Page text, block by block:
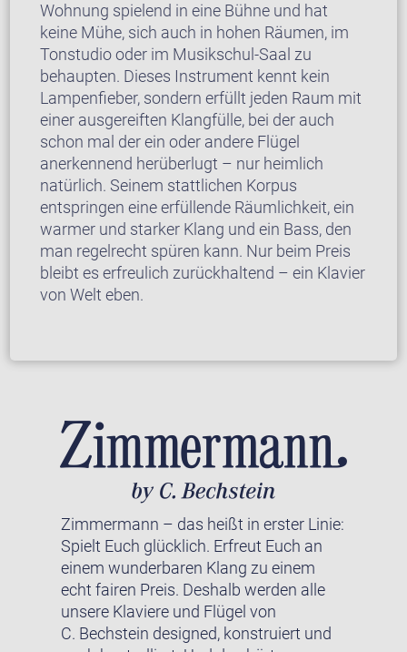
Wohnung spielend in eine Bühne und hat
keine Mühe, sich auch in hohen Räumen, im
Tonstudio oder im Musikschul-Saal zu
behaupten. Dieses Instrument kennt kein
Lampenfieber, sondern erfüllt jeden Raum mit
einer ausgereiften Klangfülle, bei der auch
schon mal der ein oder andere Flügel
anerkennend herüberlugt – nur heimlich
natürlich. Seinem stattlichen Korpus
entspringen eine erfüllende Räumlichkeit, ein
warmer und starker Klang und ein Bass, den
man regelrecht spüren kann. Nur beim Preis
bleibt es erfreulich zurückhaltend – ein Klavier
von Welt eben.
Zimmermann – das heißt in erster Linie:
Spielt Euch glücklich. Erfreut Euch an
einem wunderbaren Klang zu einem
echt fairen Preis. Deshalb werden alle
unsere Klaviere und Flügel von
C. Bechstein designed, konstruiert und